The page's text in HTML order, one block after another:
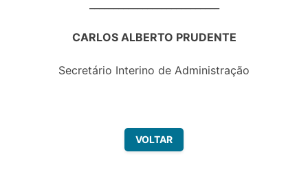
CARLOS ALBERTO PRUDENTE
Secretário Interino de Administração
VOLTAR